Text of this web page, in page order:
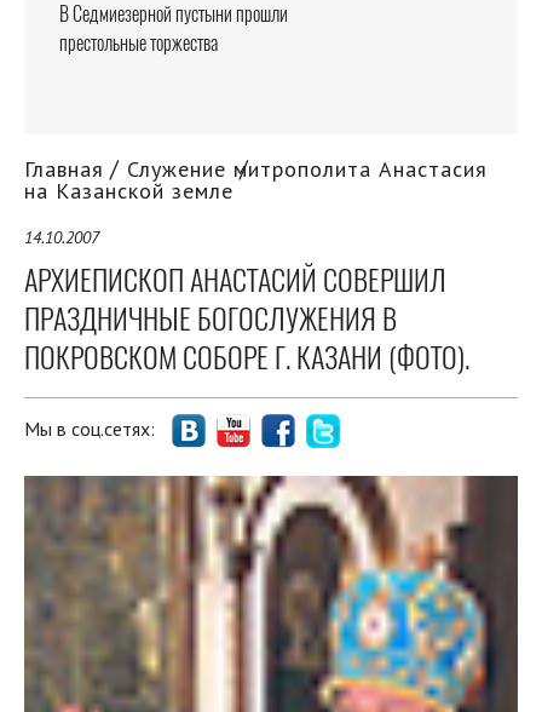
В Седмиезерной пустыни прошли
престольные торжества
Главная Служение митрополита Анастасия
на Казанской земле
14.10.2007
АРХИЕПИСКОП АНАСТАСИЙ СОВЕРШИЛ
ПРАЗДНИЧНЫЕ БОГОСЛУЖЕНИЯ В
ПОКРОВСКОМ СОБОРЕ Г. КАЗАНИ (ФОТО).
Мы в соц.сетях: